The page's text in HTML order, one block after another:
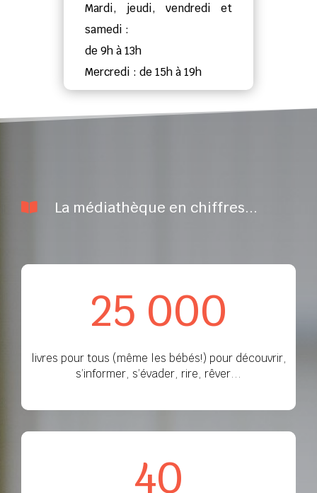
Mardi, jeudi, vendredi et
samedi :
de 9h à 13h
Mercredi : de 15h à 19h
 La médiathèque en chiffres...
25 000
livres pour tous (même les bébés!) pour découvrir,
s’informer, s’évader, rire, rêver...
40